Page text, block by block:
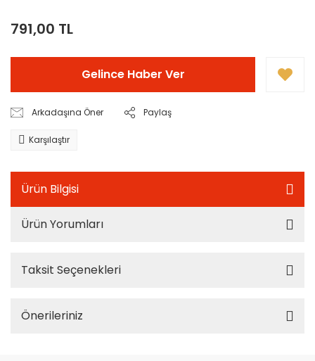
791,00 TL
Gelince Haber Ver
Arkadaşına Öner Paylaş
Karşılaştır
Ürün Bilgisi
Ürün Yorumları
Taksit Seçenekleri
Önerileriniz